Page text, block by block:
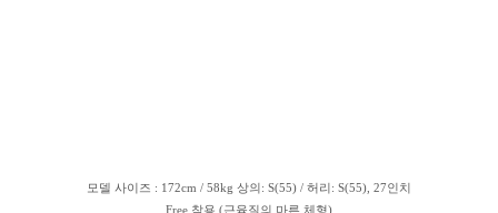
모델 사이즈 : 172cm / 58kg 상의: S(55) / 허리: S(55), 27인치
Free 착용 (근육질의 마른 체형)